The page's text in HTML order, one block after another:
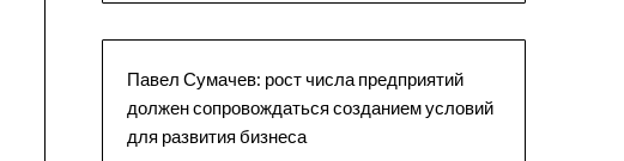
Павел Сумачев: рост числа предприятий
должен сопровождаться созданием условий
для развития бизнеса